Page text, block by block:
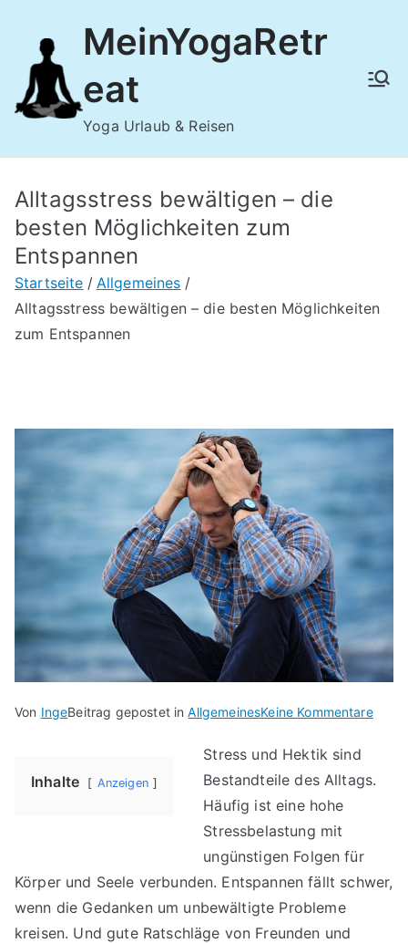
springen
MeinYogaRetr
eat
Yoga Urlaub & Reisen
Alltagsstress bewältigen – die
besten Möglichkeiten zum
Entspannen
Startseite
Allgemeines
Alltagsstress bewältigen – die besten Möglichkeiten
zum Entspannen
Von IngeBeitrag gepostet inAllgemeinesKeine Kommentarefür
–
Inhalte Anzeigen
Stress und Hektik sind
Bestandteile des Alltags.
Häufig ist eine hohe
Stressbelastung mit
ungünstigen Folgen für
Körper und Seele verbunden. Entspannen fällt schwer,
wenn die Gedanken um unbewältigte Probleme
kreisen. Und gute Ratschläge von Freunden und